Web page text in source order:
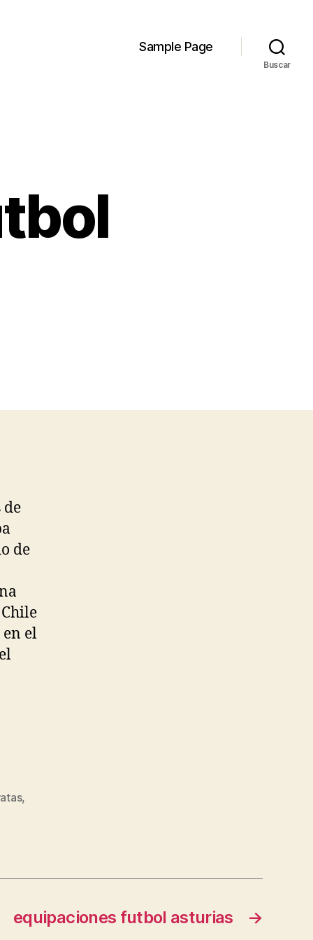
Sample Page
Buscar
de
el
,
→
equipaciones futbol asturias